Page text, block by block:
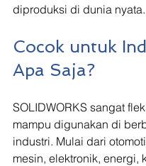
diproduksi di dunia nyata.
Cocok untuk
Apa Saja?
SOLIDWORKS sangat
mampu digunakan di
industri. Mulai dari
mesin, elektronik, energi,